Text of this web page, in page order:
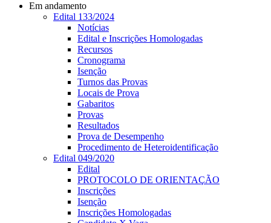
Em andamento
Edital 133/2024
Notícias
Edital e Inscrições Homologadas
Recursos
Cronograma
Isenção
Turnos das Provas
Locais de Prova
Gabaritos
Provas
Resultados
Prova de Desempenho
Procedimento de Heteroidentificação
Edital 049/2020
Edital
PROTOCOLO DE ORIENTAÇÃO
Inscrições
Isenção
Inscrições Homologadas